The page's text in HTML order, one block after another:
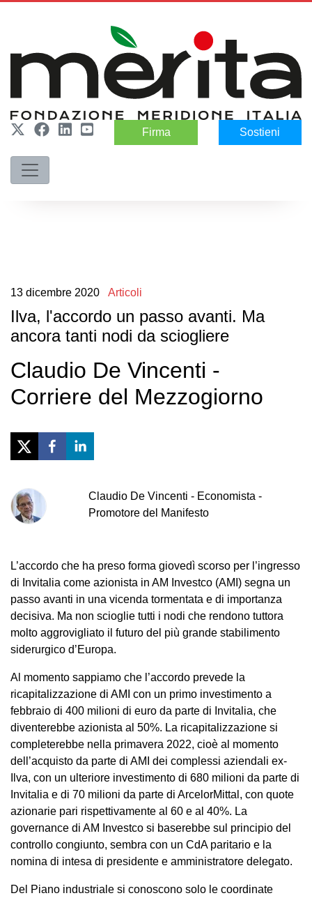
Firma Sostieni
13 dicembre 2020 Articoli
Ilva, l'accordo un passo avanti. Ma
ancora tanti nodi da sciogliere
Claudio De Vincenti -
Corriere del Mezzogiorno
Claudio De Vincenti - Economista -
Promotore del Manifesto
L’accordo che ha preso forma giovedì scorso per l’ingresso
di Invitalia come azionista in AM Investco (AMI) segna un
passo avanti in una vicenda tormentata e di importanza
decisiva. Ma non scioglie tutti i nodi che rendono tuttora
molto aggrovigliato il futuro del più grande stabilimento
siderurgico d’Europa.
Al momento sappiamo che l’accordo prevede la
ricapitalizzazione di AMI con un primo investimento a
febbraio di 400 milioni di euro da parte di Invitalia, che
diventerebbe azionista al 50%. La ricapitalizzazione si
completerebbe nella primavera 2022, cioè al momento
dell’acquisto da parte di AMI dei complessi aziendali ex-
Ilva, con un ulteriore investimento di 680 milioni da parte di
Invitalia e di 70 milioni da parte di ArcelorMittal, con quote
azionarie pari rispettivamente al 60 e al 40%. La
governance di AM Investco si baserebbe sul principio del
controllo congiunto, sembra con un CdA paritario e la
nomina di intesa di presidente e amministratore delegato.
Del Piano industriale si conoscono solo le coordinate